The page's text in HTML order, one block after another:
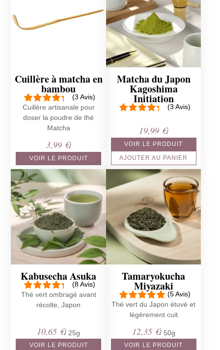
Cuillère à matcha en
bambou
(3 Avis)
Cuillère artisanale pour
doser la poudre de thé
Matcha
3,99 €/
VOIR LE PRODUIT
Matcha du Japon
Kagoshima
Initiation
(3 Avis)
19,99 €/
VOIR LE PRODUIT
AJOUTER AU PANIER
Kabusecha Asuka
(8 Avis)
Thé vert ombragé avant
récolte, Japon
10,65 €/ 25g
VOIR LE PRODUIT
Tamaryokucha
Miyazaki
(5 Avis)
Thé vert du Japon étuvé et
légèrement cuit
12,35 €/ 50g
VOIR LE PRODUIT